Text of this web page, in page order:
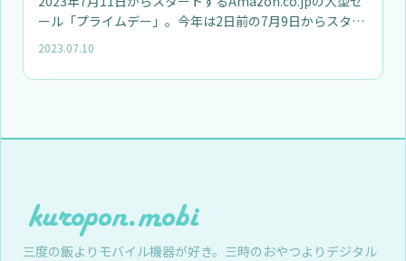
ール「プライムデー」。今年は2日前の7月9日からスタ…
2023.07.10
三度の飯よりモバイル機器が好き。三時のおやつよりデジタル